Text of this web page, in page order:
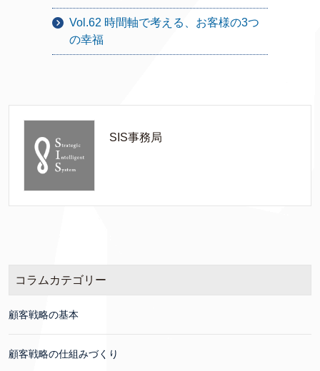
Vol.62 時間軸で考える、お客様の3つ
の幸福
SIS事務局
コラムカテゴリー
顧客戦略の基本
顧客戦略の仕組みづくり